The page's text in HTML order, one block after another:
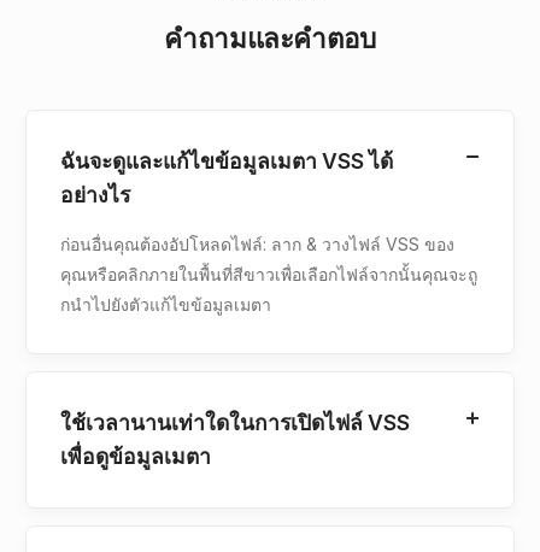
คําถามและคําตอบ
ฉันจะดูและแก้ไขข้อมูลเมตา VSS ได้
อย่างไร
ก่อนอื่นคุณต้องอัปโหลดไฟล์: ลาก & วางไฟล์ VSS ของ
คุณหรือคลิกภายในพื้นที่สีขาวเพื่อเลือกไฟล์จากนั้นคุณจะถู
กนําไปยังตัวแก้ไขข้อมูลเมตา
ใช้เวลานานเท่าใดในการเปิดไฟล์ VSS
เพื่อดูข้อมูลเมตา